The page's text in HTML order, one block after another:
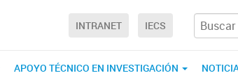
INTRANET IECS
APOYO TÉCNICO EN INVESTIGACIÓN